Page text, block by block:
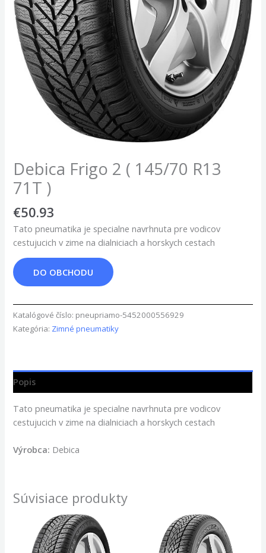
Debica Frigo 2 ( 145/70 R13
71T )
€50.93
Tato pneumatika je specialne navrhnuta pre vodicov
cestujucich v zime na dialniciach a horskych cestach
DO OBCHODU
Katalógové číslo: pneupriamo-5452000556929
Kategória: Zimné pneumatiky
Popis
Tato pneumatika je specialne navrhnuta pre vodicov
cestujucich v zime na dialniciach a horskych cestach
Výrobca: Debica
Súvisiace produkty